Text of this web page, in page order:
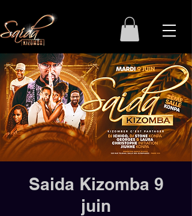
Saida Kizomba 9
juin